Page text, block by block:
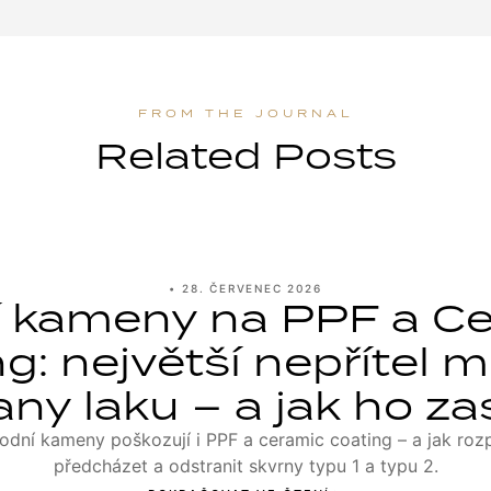
Related Posts
• 28. ČERVENEC 2026
na PPF a
největší nepřítel
laku – a jak ho
kameny poškozují i PPF a ceramic coating – a jak
předcházet a odstranit skvrny typu 1 a typu 2.